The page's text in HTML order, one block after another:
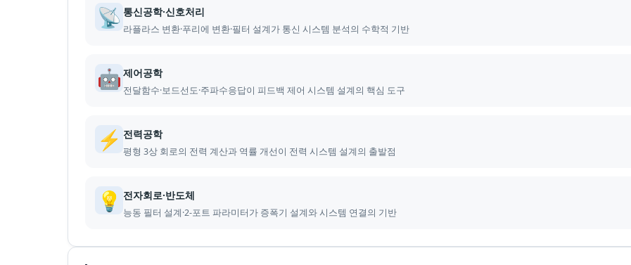
📡 통신공학·신호처리
라플라스 변환·푸리에 변환·필터 설계가 통신 시스템 분석의 수학적 기반
🤖 제어공학
전달함수·보드선도·주파수응답이 피드백 제어 시스템 설계의 핵심 도구
⚡ 전력공학
평형 3상 회로의 전력 계산과 역률 개선이 전력 시스템 설계의 출발점
💡 전자회로·반도체
능동 필터 설계·2-포트 파라미터가 증폭기 설계와 시스템 연결의 기반